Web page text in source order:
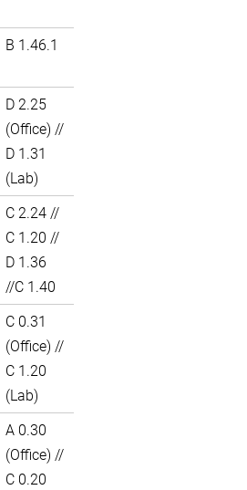
B 1.46.1
D 2.25
(Office) //
D 1.31
(Lab)
C 2.24 //
C 1.20 //
D 1.36
//C 1.40
C 0.31
(Office) //
C 1.20
(Lab)
A 0.30
(Office) //
C 0.20